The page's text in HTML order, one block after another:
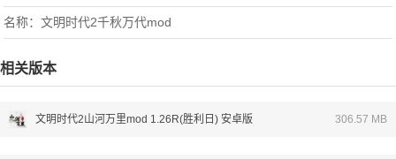
名称：文明时代2千秋万代mod
相关版本
文明时代2山河万里mod 1.26R(胜利日) 安卓版 306.57 MB